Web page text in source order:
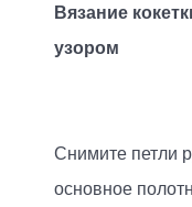
Вязание
узором
Снимите петли
основное